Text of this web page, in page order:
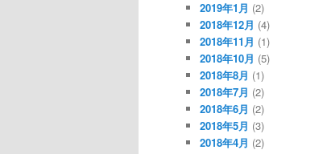
2019年1月 (2)
2018年12月 (4)
2018年11月 (1)
2018年10月 (5)
2018年8月 (1)
2018年7月 (2)
2018年6月 (2)
2018年5月 (3)
2018年4月 (2)